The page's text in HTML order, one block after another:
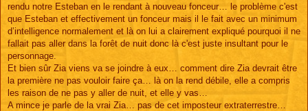
rendu notre Esteban en le rendant à nouveau fonceur… le problème c'est
que Esteban et effectivement un fonceur mais il le fait avec un minimum
d’intelligence normalement et là on lui a clairement expliqué pourquoi il ne
fallait pas aller dans la forêt de nuit donc là c'est juste insultant pour le
personnage.
Et bien sûr Zia viens va se joindre à eux… comment dire Zia devrait être
la première ne pas vouloir faire ça… là on la rend débile, elle a compris
les raison de ne pas y aller de nuit, et elle y vas…
A mince je parle de la vrai Zia… pas de cet imposteur extraterrestre…